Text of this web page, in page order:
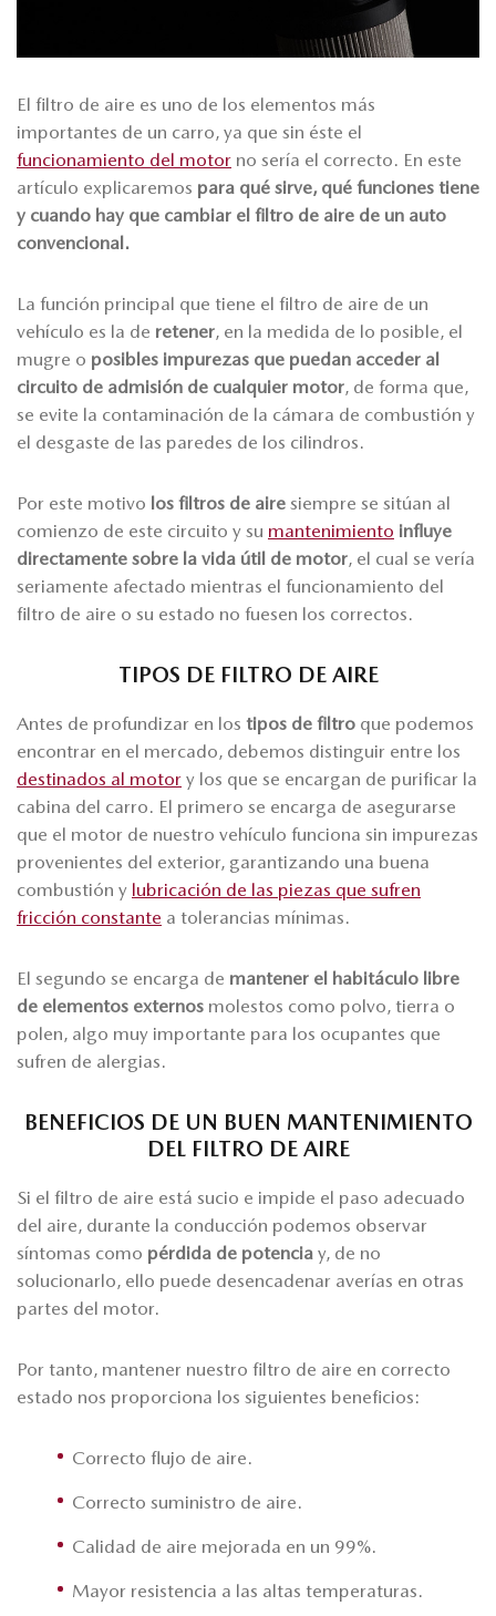
El filtro de aire es uno de los elementos más
importantes de un carro, ya que sin éste el
funcionamiento del motor no sería el correcto. En este
artículo explicaremos para qué sirve, qué funciones tiene
y cuando hay que cambiar el filtro de aire de un auto
convencional.
La función principal que tiene el filtro de aire de un
vehículo es la de retener, en la medida de lo posible, el
mugre o posibles impurezas que puedan acceder al
circuito de admisión de cualquier motor, de forma que,
se evite la contaminación de la cámara de combustión y
el desgaste de las paredes de los cilindros.
Por este motivo los filtros de aire siempre se sitúan al
comienzo de este circuito y su mantenimiento influye
directamente sobre la vida útil de motor, el cual se vería
seriamente afectado mientras el funcionamiento del
filtro de aire o su estado no fuesen los correctos.
TIPOS DE FILTRO DE AIRE
Antes de profundizar en los tipos de filtro que podemos
encontrar en el mercado, debemos distinguir entre los
destinados al motor y los que se encargan de purificar la
cabina del carro. El primero se encarga de asegurarse
que el motor de nuestro vehículo funciona sin impurezas
provenientes del exterior, garantizando una buena
combustión y lubricación de las piezas que sufren
fricción constante a tolerancias mínimas.
El segundo se encarga de mantener el habitáculo libre
de elementos externos molestos como polvo, tierra o
polen, algo muy importante para los ocupantes que
sufren de alergias.
BENEFICIOS DE UN BUEN MANTENIMIENTO
DEL FILTRO DE AIRE
Si el filtro de aire está sucio e impide el paso adecuado
del aire, durante la conducción podemos observar
síntomas como pérdida de potencia y, de no
solucionarlo, ello puede desencadenar averías en otras
partes del motor.
Por tanto, mantener nuestro filtro de aire en correcto
estado nos proporciona los siguientes beneficios:
Correcto flujo de aire.
Correcto suministro de aire.
Calidad de aire mejorada en un 99%.
Mayor resistencia a las altas temperaturas.